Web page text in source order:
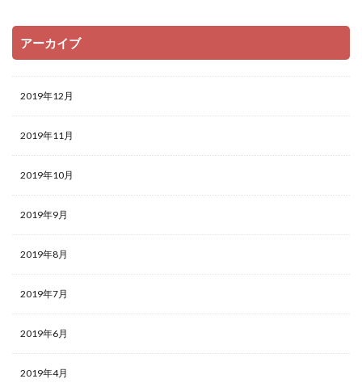
アーカイブ
2019年12月
2019年11月
2019年10月
2019年9月
2019年8月
2019年7月
2019年6月
2019年4月